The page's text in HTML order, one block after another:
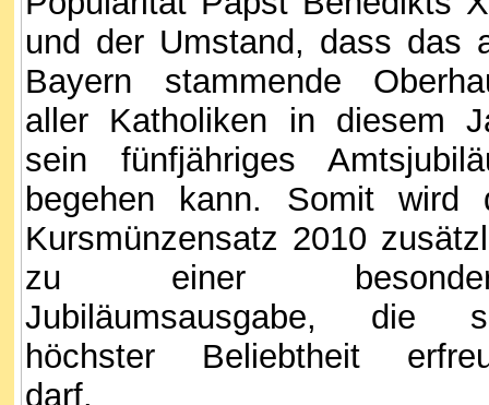
und der Umstand, dass das
Bayern stammende
aller Katholiken in diesem
sein fünfjähriges
begehen kann. Somit wird
Kursmünzensatz 2010
zu einer
Jubiläumsausgabe, die
höchster Beliebtheit
darf.